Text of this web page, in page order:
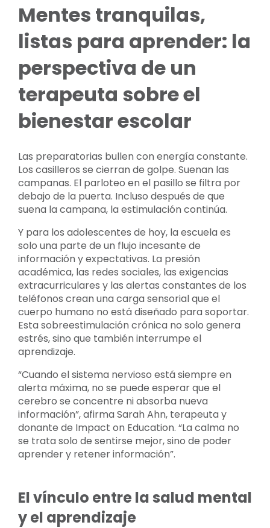
Mentes tranquilas,
listas para aprender: la
perspectiva de un
terapeuta sobre el
bienestar escolar
Las preparatorias bullen con energía constante.
Los casilleros se cierran de golpe. Suenan las
campanas. El parloteo en el pasillo se filtra por
debajo de la puerta. Incluso después de que
suena la campana, la estimulación continúa.
Y para los adolescentes de hoy, la escuela es
solo una parte de un flujo incesante de
información y expectativas. La presión
académica, las redes sociales, las exigencias
extracurriculares y las alertas constantes de los
teléfonos crean una carga sensorial que el
cuerpo humano no está diseñado para soportar.
Esta sobreestimulación crónica no solo genera
estrés, sino que también interrumpe el
aprendizaje.
“Cuando el sistema nervioso está siempre en
alerta máxima, no se puede esperar que el
cerebro se concentre ni absorba nueva
información”, afirma Sarah Ahn, terapeuta y
donante de Impact on Education. “La calma no
se trata solo de sentirse mejor, sino de poder
aprender y retener información”.
El vínculo entre la salud mental
y el aprendizaje